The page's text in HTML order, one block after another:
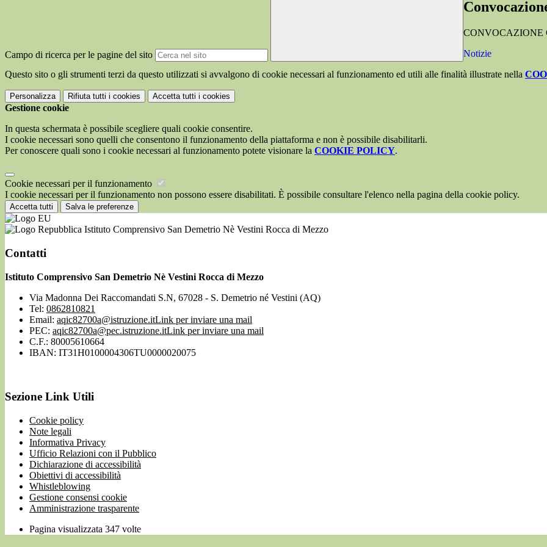
Campo di ricerca per le pagine del sito
CONVOCAZIONE
Notizie
Questo sito o gli strumenti terzi da questo utilizzati si avvalgono di cookie necessari al funzionamento ed utili alle finalità illustrate nella
Personalizza Rifiuta tutti i cookies Accetta tutti i cookies
Gestione cookie
In questa schermata è possibile scegliere quali cookie consentire.
I cookie necessari sono quelli che consentono il funzionamento della piattaforma e non è possibile disabilitarli.
Per conoscere quali sono i cookie necessari al funzionamento potete visionare la COOKIE POLICY.
Cookie necessari per il funzionamento
I cookie necessari per il funzionamento non possono essere disabilitati. È possibile consultare l'elenco nella pagina della cookie policy.
Accetta tutti Salva le preferenze
Istituto Comprensivo San Demetrio Nè Vestini Rocca di Mezzo
Contatti
Istituto Comprensivo San Demetrio Nè Vestini Rocca di Mezzo
Via Madonna Dei Raccomandati S.N, 67028 - S. Demetrio né Vestini (AQ)
Tel: 0862810821
Email: aqic82700a@istruzione.itLink per inviare una mail
PEC: aqic82700a@pec.istruzione.itLink per inviare una mail
C.F.: 80005610664
IBAN: IT31H0100004306TU0000020075
Sezione Link Utili
Cookie policy
Note legali
Informativa Privacy
Ufficio Relazioni con il Pubblico
Dichiarazione di accessibilità
Obiettivi di accessibilità
Whistleblowing
Gestione consensi cookie
Amministrazione trasparente
Pagina visualizzata 347 volte